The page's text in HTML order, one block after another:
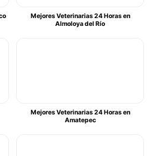
Mejores Veterinarias 24 Horas en
Almoloya del Río
Mejores Veterinarias 24 Horas en
Amatepec